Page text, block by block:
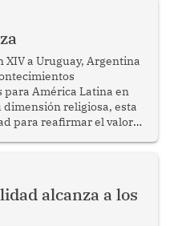
a Uruguay, Argentina
América Latina en
dimensión religiosa, esta
para reafirmar el valor
cohesión
alcanza a los